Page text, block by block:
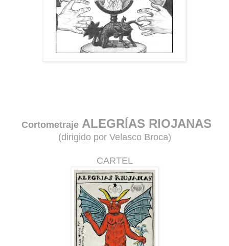
CortometrajeALEGRÍAS RIOJANAS
(dirigido por Velasco Broca)
CARTEL